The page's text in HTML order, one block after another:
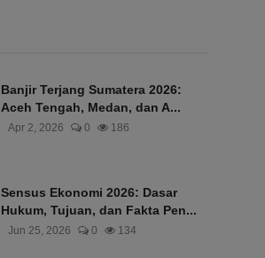
Banjir Terjang Sumatera 2026:
Aceh Tengah, Medan, dan A...
Apr 2, 2026 0 186
Sensus Ekonomi 2026: Dasar
Hukum, Tujuan, dan Fakta Pen...
Jun 25, 2026 0 134